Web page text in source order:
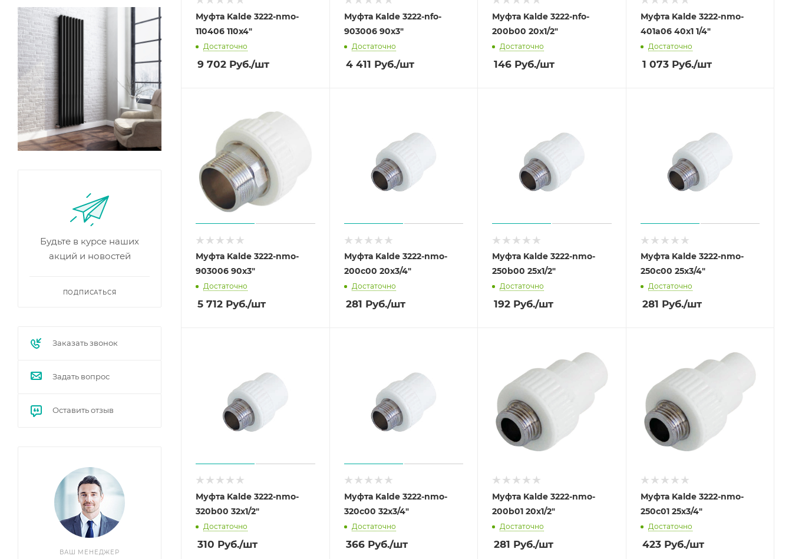
Муфта Kalde 3222-nmo-
110406 110х4"
Достаточно
9 702 Руб./шт
Муфта Kalde 3222-nfo-
903006 90х3"
Достаточно
4 411 Руб./шт
Муфта Kalde 3222-nfo-
200b00 20х1/2"
Достаточно
146 Руб./шт
Муфта Kalde 3222-nmo-
401a06 40х1 1/4"
Достаточно
1 073Руб./шт
Муфта Kalde 3222-nmo-
903006 90х3"
Достаточно
5 712 Руб./шт
Муфта Kalde 3222-nmo-
200c00 20х3/4"
Достаточно
281 Руб./шт
Муфта Kalde 3222-nmo-
250b00 25х1/2"
Достаточно
192 Руб./шт
Муфта Kalde 3222-nmo-
250c00 25х3/4"
Достаточно
281 Руб./шт
Муфта Kalde 3222-nmo-
320b00 32х1/2"
Достаточно
310 Руб./шт
Муфта Kalde 3222-nmo-
320c00 32х3/4"
Достаточно
366Руб./шт
Муфта Kalde 3222-nmo-
200b01 20х1/2"
Достаточно
281 Руб./шт
Муфта Kalde 3222-nmo-
250c01 25х3/4"
Достаточно
423Руб./шт
Будьте в курсе наших
акций и новостей
ПОДПИСАТЬСЯ
Заказать звонок
Задать вопрос
Оставить отзыв
ВАШ МЕНЕДЖЕР